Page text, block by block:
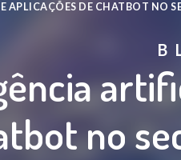
APLICAÇÕES DE CHATBOT NO
no